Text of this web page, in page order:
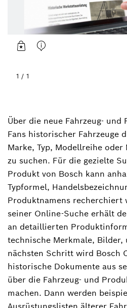
1 / 1
Über die neue Fahrzeug- und
Fans historischer Fahrzeuge
Marke, Typ, Modellreihe
zu suchen. Für die gezielte
Produkt von Bosch kann
Typformel,
Produktnamens recherchiert
seiner Online-Suche erhält
an detaillierten
technische Merkmale,
nächsten Schritt wird Bosch
historische Dokumente aus
über die Fahrzeug- und
machen. Dann werden